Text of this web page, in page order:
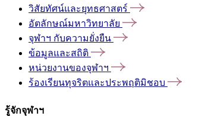
วิสัยทัศน์และยุทธศาสตร์
อัตลักษณ์มหาวิทยาลัย
จุฬาฯ กับความยั่งยืน
ข้อมูลและสถิติ
หน่วยงานของจุฬาฯ
ร้องเรียนทุจริตและประพฤติมิชอบ
รู้จักจุฬาฯ